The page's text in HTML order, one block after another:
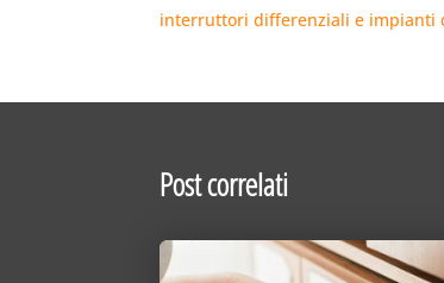
interruttori differenziali e impianti
Post correlati